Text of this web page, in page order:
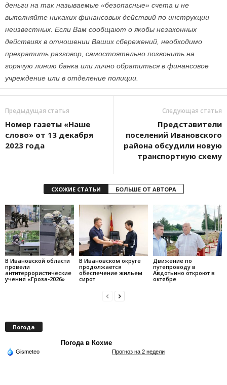
деньги на так называемые «безопасные» счета и не
выполняйте никаких финансовых действий по инструкции
неизвестных. Если Вам сообщают о якобы незаконных
действиях в отношении Ваших сбережений, необходимо
прекратить разговор, самостоятельно позвонить на
горячую линию банка или лично обратиться в финансовое
учреждение или в отделение полиции.
Предыдущая статья
Номер газеты «Наше
слово» от 13 декабря
2023 года
Следующая статья
Представители
поселений Ивановского
района обсудили новую
транспортную схему
СХОЖИЕ СТАТЬИ БОЛЬШЕ ОТ АВТОРА
В Ивановской области
провели
антитеррористические
учения «Гроза-2026»
В Ивановском округе
продолжается
обеспечение жильем
сирот
Движение по
путепроводу в
Авдотьино откроют в
октябре
Погода
Погода в Кохме
Gismeteo Прогноз на 2 недели